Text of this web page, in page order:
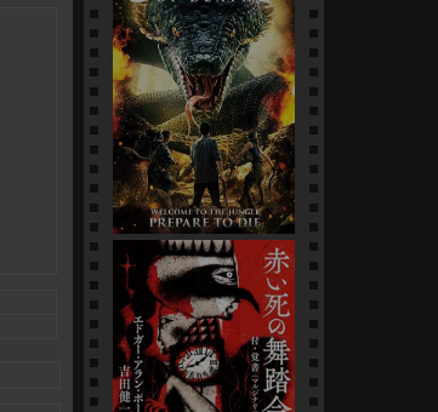
Змеи / Da she (1-4 серии)
[многосерийный]